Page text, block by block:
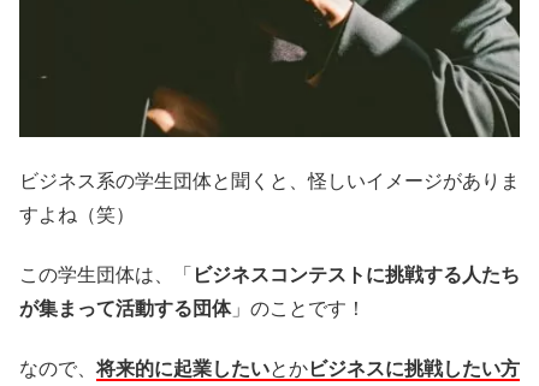
ビジネス系の学生団体と聞くと、怪しいイメージがありま
すよね（笑）
この学生団体は、「 ビジネスコンテストに挑戦する人たち
が集まって活動する団体」のことです！
なので、将来的に起業したいとかビジネスに挑戦したい方